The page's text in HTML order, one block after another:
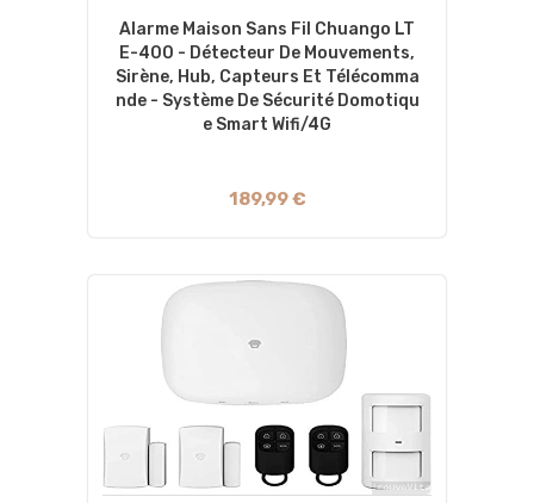
Alarme Maison Sans Fil Chuango LT
E-400 - Détecteur De Mouvements,
Sirène, Hub, Capteurs Et Télécomma
Nde - Système De Sécurité Domotiqu
E Smart Wifi/4G
189,99 €